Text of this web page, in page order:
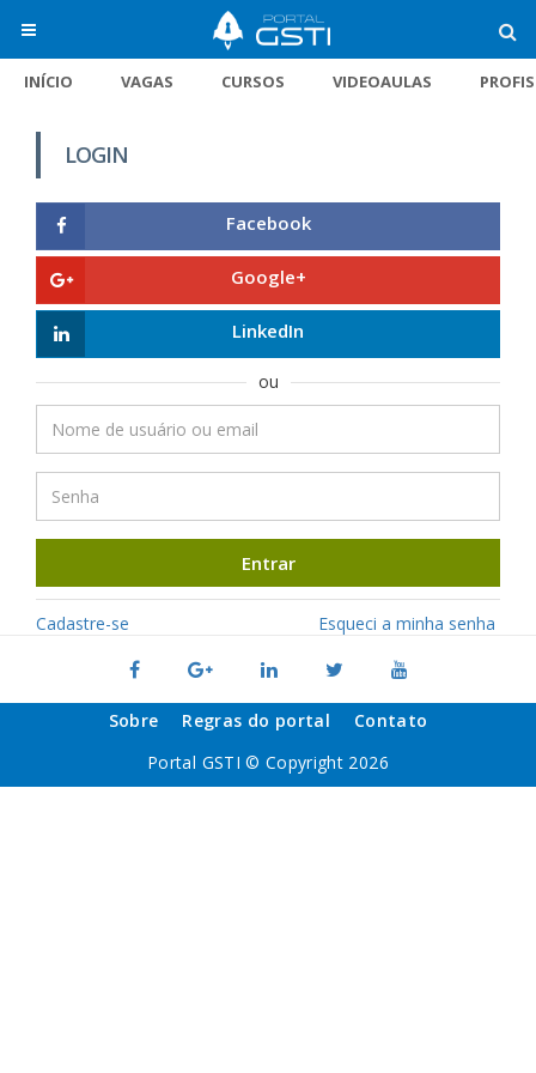
INÍCIO VAGAS CURSOS VIDEOAULAS
LOGIN
Facebook
Google+
LinkedIn
ou
Entrar
Cadastre-se Esqueci a minha senha
Sobre Regras do portal
Contato
Portal GSTI © Copyright 2026